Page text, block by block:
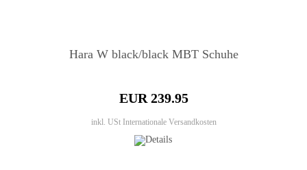
Hara W black/black MBT Schuhe
EUR 239.95
inkl. USt Internationale Versandkosten